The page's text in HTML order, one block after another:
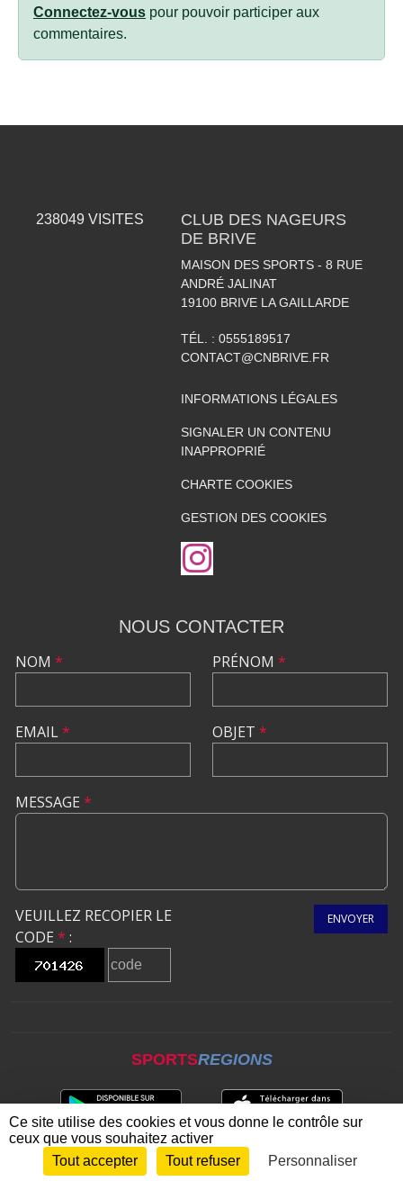
Connectez-vous pour pouvoir participer aux
commentaires.
238049 VISITES
CLUB DES NAGEURS
DE BRIVE
MAISON DES SPORTS - 8 RUE
ANDRÉ JALINAT
19100 BRIVE LA GAILLARDE
TÉL. : 0555189517
CONTACT@CNBRIVE.FR
INFORMATIONS LÉGALES
SIGNALER UN CONTENU
INAPPROPRIÉ
CHARTE COOKIES
GESTION DES COOKIES
NOUS CONTACTER
NOM *
EMAIL*
PRÉNOM *
OBJET *
MESSAGE *
VEUILLEZ RECOPIER LE
CODE * :
ENVOYER
SPORTSREGIONS
Envie de participer ? CONNEXION
Ce site utilise des cookies et vous donne le contrôle sur
ceux que vous souhaitez activer
Tout accepter
Tout refuser Personnaliser